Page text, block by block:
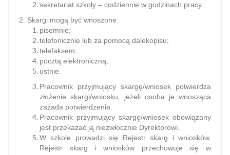
sekretariat szkoły – codziennie w godzinach pracy.
2. Skargi mogą być wnoszone:
pisemnie;
telefonicznie lub za pomocą dalekopisu;
telefaksem;
pocztą elektroniczną;
ustnie.
Pracownik przyjmujący skargę/wniosek potwierdza
złożenie skargi/wniosku, jeżeli osoba je wnosząca
zażada potwierdzenia.
Pracownik przyjmujący skargę/wniosek obowiązany
jest przekazać ją niezwłocznie Dyrektorowi.
W szkole prowadzi się Rejestr skarg i wniosków.
Rejestr skarg i wniosków przechowuje się w